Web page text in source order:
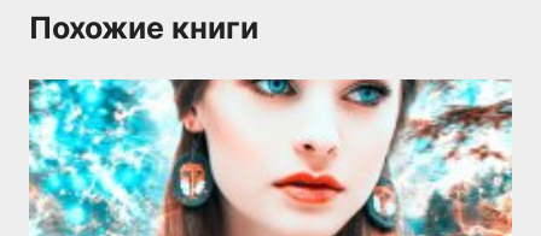
Похожие книги